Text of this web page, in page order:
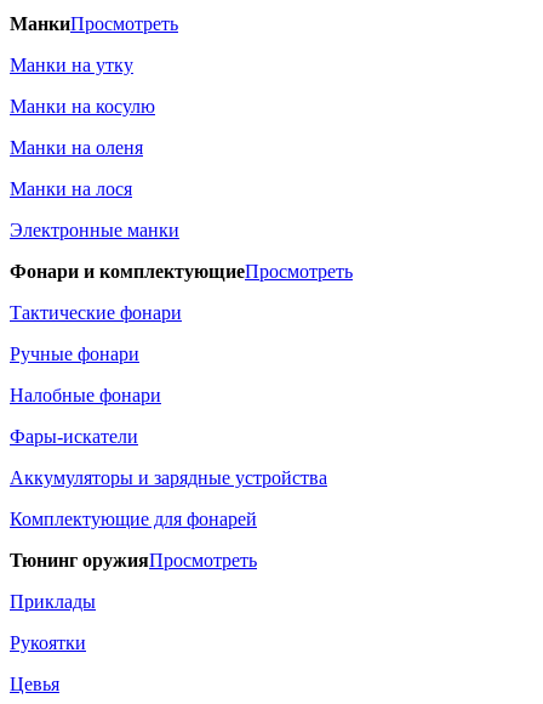
МанкиПросмотреть
Манки на утку
Манки на косулю
Манки на оленя
Манки на лося
Электронные манки
Фонари и комплектующиеПросмотреть
Тактические фонари
Ручные фонари
Налобные фонари
Фары-искатели
Аккумуляторы и зарядные устройства
Комплектующие для фонарей
Тюнинг оружияПросмотреть
Приклады
Рукоятки
Цевья